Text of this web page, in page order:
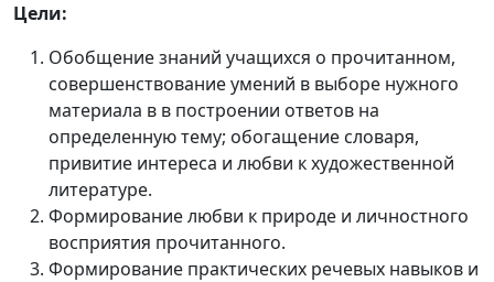
Цели:
Обобщение знаний учащихся о прочитанном,
совершенствование умений в выборе нужного
материала в в построении ответов на
определенную тему; обогащение словаря,
привитие интереса и любви к художественной
литературе.
Формирование любви к природе и личностного
восприятия прочитанного.
Формирование практических речевых навыков и